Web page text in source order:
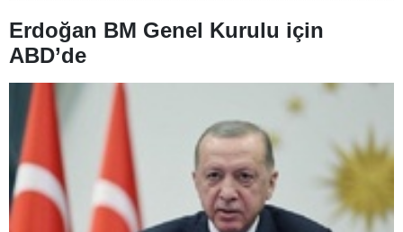
Erdoğan BM Genel Kurulu için
ABD’de